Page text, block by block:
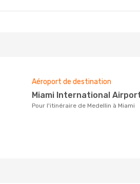
Aéroport de destination
Miami International
Pour l'itinéraire de Medellin à Miami